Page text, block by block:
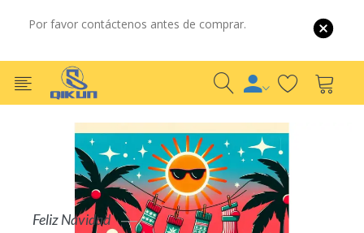
Por favor contáctenos antes de comprar.
Por Mayor
Por Detalle